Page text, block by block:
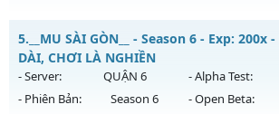
Thể loại: Mu Nguyên bản Webzen
Antihack: XSHield
MU HỎA LONG 6.9 - 🌍 Website: https://
Mu mới ra tháng 08 2026 - Mở máy chủ
https://facebook.com/muhoalongvào
03/08/2626
5. __MU SÀI GÒN__ - Season 6 - Exp: 200x
DÀI, CHƠI LÀ NGHIỀN
- Server: QUẬN 6 - Alpha Test:
- Phiên Bản:
Season 6 - Open Beta: